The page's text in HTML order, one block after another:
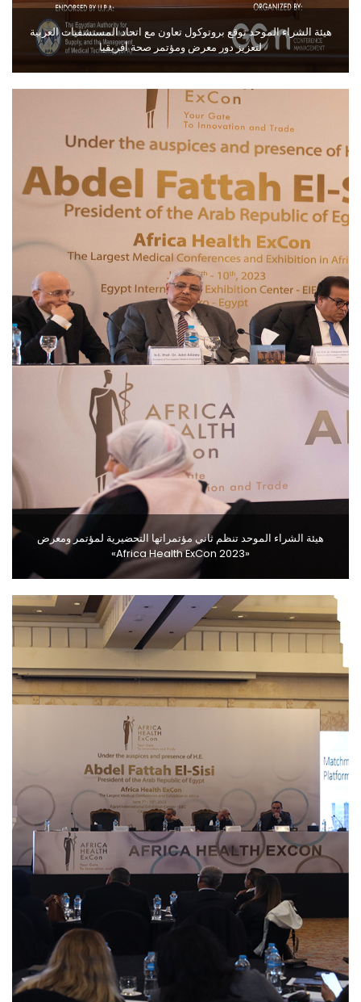
هيئة الشراء الموحد توقع بروتوكول تعاون مع اتحاد المستشفيات العربية
لتعزيز دور معرض ومؤتمر صحة أفريقيا
هيئة الشراء الموحد تنظم ثاني مؤتمراتها التحضيرية لمؤتمر ومعرض
«Africa Health ExCon 2023»